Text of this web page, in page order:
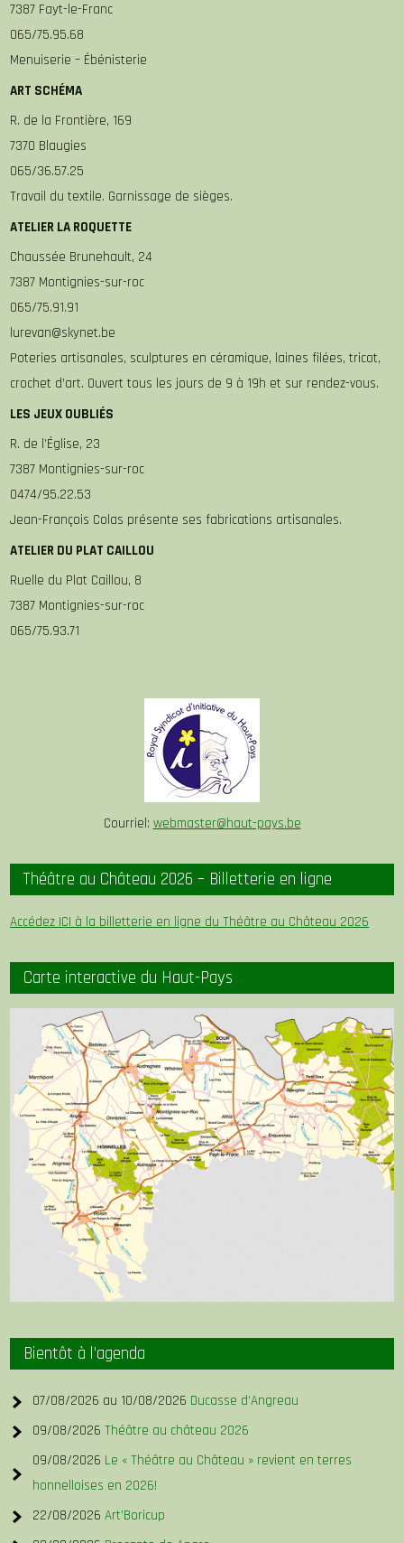
7387 Fayt-le-Franc
065/75.95.68
Menuiserie – Ébénisterie
ART SCHÉMA
R. de la Frontière, 169
7370 Blaugies
065/36.57.25
Travail du textile. Garnissage de sièges.
ATELIER LA ROQUETTE
Chaussée Brunehault, 24
7387 Montignies-sur-roc
065/75.91.91
lurevan@skynet.be
Poteries artisanales, sculptures en céramique, laines filées, tricot,
crochet d’art. Ouvert tous les jours de 9 à 19h et sur rendez-vous.
LES JEUX OUBLIÉS
R. de l’Église, 23
7387 Montignies-sur-roc
0474/95.22.53
Jean-François Colas présente ses fabrications artisanales.
ATELIER DU PLAT CAILLOU
Ruelle du Plat Caillou, 8
7387 Montignies-sur-roc
065/75.93.71
Courriel: webmaster@haut-pays.be
Théâtre au Château 2026 – Billetterie en ligne
Accédez ICI à la billetterie en ligne du Théâtre au Château 2026
Carte interactive du Haut-Pays
Bientôt à l’agenda
07/08/2026 au 10/08/2026 Ducasse d’Angreau
09/08/2026Théâtre au château 2026
09/08/2026 Le « Théâtre au Château » revient en terres
honnelloises en 2026!
22/08/2026Art’Boricup